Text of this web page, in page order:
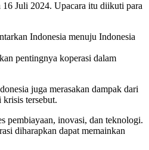
Juli 2024. Upacara itu diikuti para
Indonesia menuju Indonesia
pentingnya koperasi dalam
juga merasakan dampak dari
tersebut.
pembiayaan, inovasi, dan teknologi.
diharapkan dapat memainkan